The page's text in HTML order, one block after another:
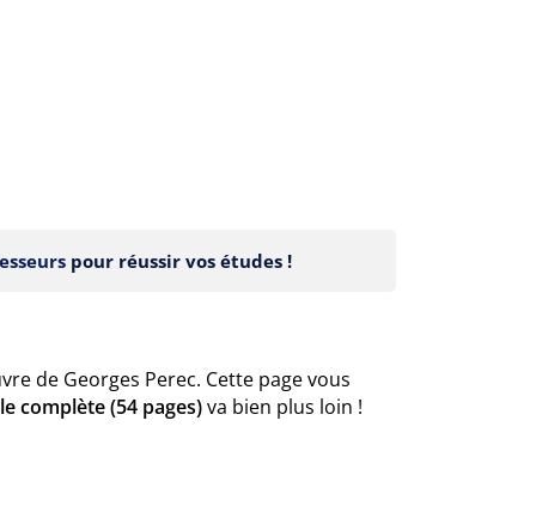
pour réussir vos études !
de Georges Perec. Cette page vous
complète (54 pages)va bien plus loin !